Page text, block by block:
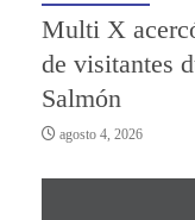
Multi X
de visitantes
Salmón
agosto 4, 2026